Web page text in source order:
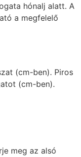
hónalj alatt. A
a megfelelő
(cm-ben). Piros
(cm-ben).
meg az alsó